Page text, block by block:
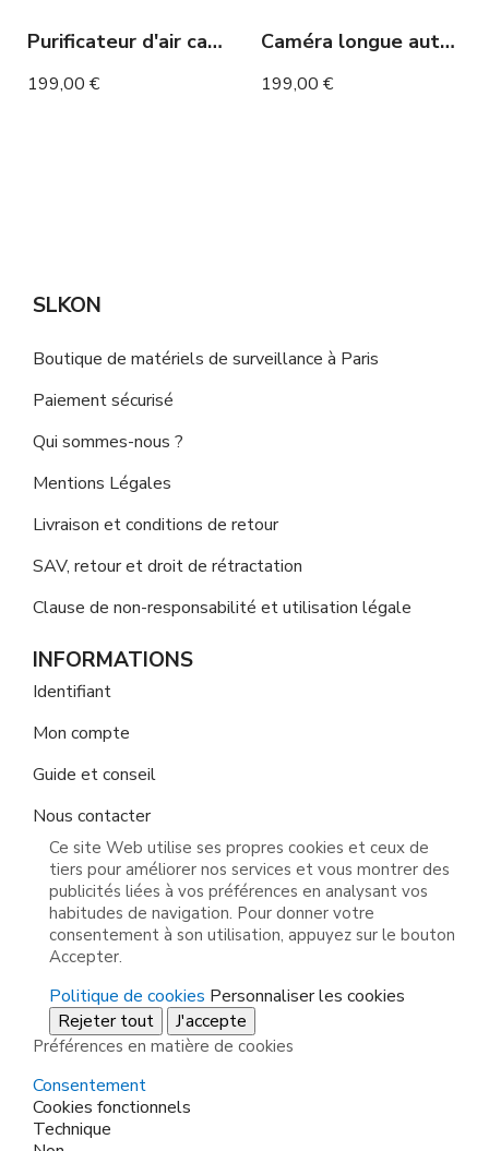
Purificateur d'air caméra espion WIFI détection de mouvement
199,00 €
Caméra longue autonomie 6 mois avec détection de mouvement
199,00 €
SLKON
Boutique de matériels de surveillance à Paris
Paiement sécurisé
Qui sommes-nous ?
Mentions Légales
Livraison et conditions de retour
SAV, retour et droit de rétractation
Clause de non-responsabilité et utilisation légale
INFORMATIONS
Identifiant
Mon compte
Guide et conseil
Nous contacter
Ce site Web utilise ses propres cookies et ceux de
tiers pour améliorer nos services et vous montrer des
publicités liées à vos préférences en analysant vos
habitudes de navigation. Pour donner votre
consentement à son utilisation, appuyez sur le bouton
Accepter.
Politique de cookies Personnaliser les cookies
Rejeter tout
J'accepte
Préférences en matière de cookies
Consentement
Cookies fonctionnels
Technique